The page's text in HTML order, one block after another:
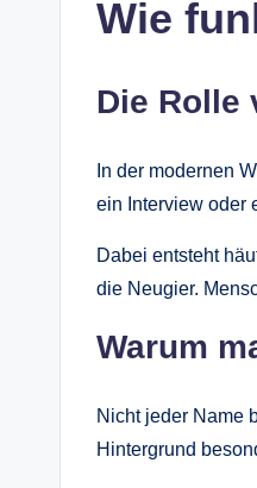
Wie
Die Rolle
In der modernen
ein Interview oder
Dabei entsteht
die Neugier.
Warum
Nicht jeder Name
Hintergrund